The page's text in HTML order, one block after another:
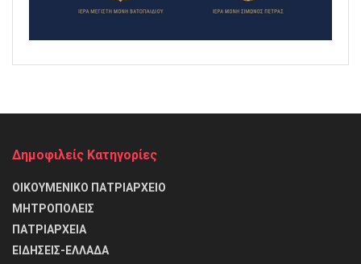
Δημοφιλείς Κατηγορίες
ΟΙΚΟΥΜΕΝΙΚΟ ΠΑΤΡΙΑΡΧΕΙΟ
ΜΗΤΡΟΠΟΛΕΙΣ
ΠΑΤΡΙΑΡΧΕΙΑ
ΕΙΔΗΣΕΙΣ-ΕΛΛΑΔΑ